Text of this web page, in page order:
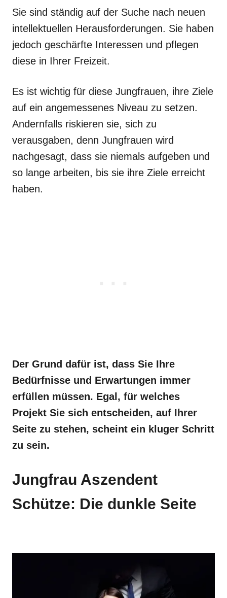
Sie sind ständig auf der Suche nach neuen
intellektuellen Herausforderungen. Sie haben
jedoch geschärfte Interessen und pflegen
diese in Ihrer Freizeit.
Es ist wichtig für diese Jungfrauen, ihre Ziele
auf ein angemessenes Niveau zu setzen.
Andernfalls riskieren sie, sich zu
verausgaben, denn Jungfrauen wird
nachgesagt, dass sie niemals aufgeben und
so lange arbeiten, bis sie ihre Ziele erreicht
haben.
Der Grund dafür ist, dass Sie Ihre
Bedürfnisse und Erwartungen immer
erfüllen müssen. Egal, für welches
Projekt Sie sich entscheiden, auf Ihrer
Seite zu stehen, scheint ein kluger Schritt
zu sein.
Jungfrau Aszendent
Schütze: Die dunkle Seite